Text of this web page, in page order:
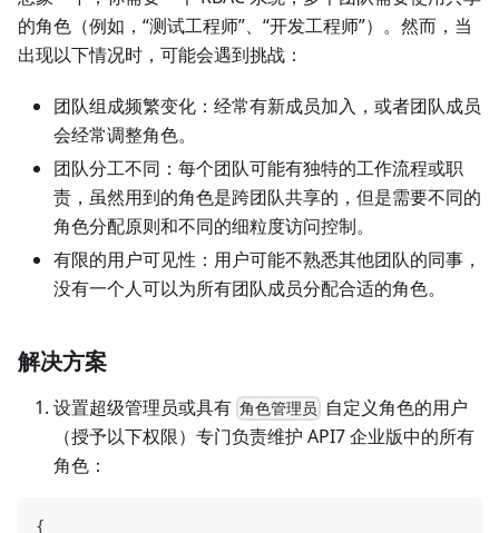
的角色（例如，“测试工程师”、“开发工程师”）。然而，当
出现以下情况时，可能会遇到挑战：
团队组成频繁变化：经常有新成员加入，或者团队成员
会经常调整角色。
团队分工不同：每个团队可能有独特的工作流程或职
责，虽然用到的角色是跨团队共享的，但是需要不同的
角色分配原则和不同的细粒度访问控制。
有限的用户可见性：用户可能不熟悉其他团队的同事，
没有一个人可以为所有团队成员分配合适的角色。
解决方案
设置超级管理员或具有 角色管理员
自定义角色的用户
（授予以下权限）专门负责维护 API7 企业版中的所有
角色：
{